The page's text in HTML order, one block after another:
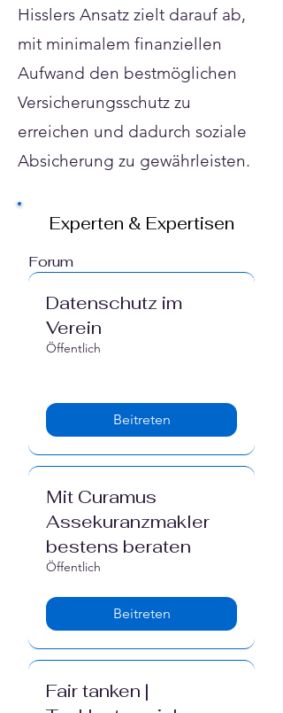
Hisslers Ansatz zielt darauf ab,
mit minimalem finanziellen
Aufwand den bestmöglichen
Versicherungsschutz zu
erreichen und dadurch soziale
Absicherung zu gewährleisten.
Experten & Expertisen
Forum
Datenschutz im
Verein
Öffentlich
Beitreten
Mit Curamus
Assekuranzmakler
bestens beraten
Öffentlich
Beitreten
Fair tanken |